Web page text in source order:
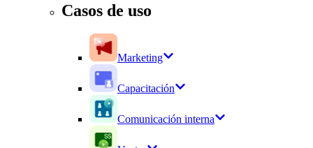
Casos de uso
Marketing
Capacitación
Comunicación interna